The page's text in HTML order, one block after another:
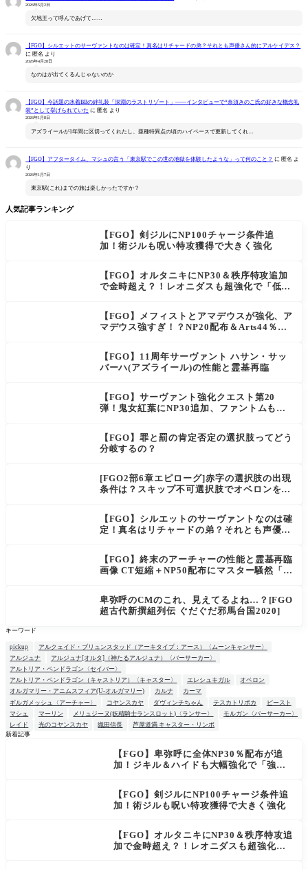
2026年5月2日
欠地王って呼んであげて……
【FGO】シルエットのサーヴァントなのは確定！真名はリチャードの弟？それとも声優さん的にアルケイデス？
に 匿名 より
2026年4月28日
なのはが出てくるんじゃないのか
【FGO】今話題の水着BBの絆礼装「深淵のラストリゾート」――インタビューで“奈須きのこ氏の好きな概念礼
装”として挙げられていた に 匿名 より
2026年1月8日
アズライールが1年間に区切ってくれたし、亜種特異点の頃のハイペースで更新してくれ…
【FGO】アフタータイム、マシュの言う「東京駅でこの世の地獄を体験したような」って何のこと？ に匿名 よ
り
2026年1月7日
東京駅(これ)までの旅は楽しかったですか？
人気記事ランキング
【FGO】剣ジルにNP100チャージ条件追
加！術ジルも呪い特攻獲得で大きく強化
【FGO】オルタニキにNP30＆秩序特攻追加
で金時超え？！レオニダスも超強化で「低レ
【FGO】メフィストとアマデウスが強化、ア
マデウス強すぎ！？NP20配布＆Arts44％強
【FGO】11周年サーヴァント ハサン・サッ
バーハ(アズライール)の性能と霊基再臨
【FGO】サーヴァント強化クエスト第20
弾！鬼女紅葉にNP30追加、ファントムも大
【FGO】罪と罰の肯定否定の選択肢ってどう
分岐するの？
[FGO2部6章エピローグ]赤字の選択肢の出現
条件は？スキップ不可選択肢でオベロンを疑
上がり出てくる
【FGO】シルエットのサーヴァントなのは確
定！真名はリチャードの弟？それとも声優さ
【FGO】終末のアーチャーの性能と霊基再臨
画像 CT短縮＋NP50配布にマスター騒然「普
卑弥呼のCMのこれ、見えてるよね…？[FGO
超古代新撰組列伝 ぐだぐだ邪馬台国2020]
キーワード
pickup
アルクェイド・ブリュンスタッド（アーキタイプ：アース）〈ムーンキャンサー〉
アルジュナ
アルジュナ[オルタ]（神たるアルジュナ）〈バーサーカー〉
アルトリア・ペンドラゴン〈セイバー〉
アルトリア・ペンドラゴン（キャストリア）〈キャスター〉
エレシュキガル
オベロン
オルガマリー・アニムスフィア(U-オルガマリー)
カルナ
カーマ
ギルガメッシュ〈アーチャー〉
コヤンスカヤ ダヴィンチちゃん テスカトリポカ
ビースト
マシュ
マーリン メリュジーヌ(妖精騎士ランスロット)〈ランサー〉
モルガン〈バーサーカー〉
レイド
光のコヤンスカヤ 織田信長
芦屋道満 キャスター・リンボ
新着記事
【FGO】卑弥呼に全体NP30％配布が追
加！ジキル＆ハイドも大幅強化で「強す
【FGO】剣ジルにNP100チャージ条件追
加！術ジルも呪い特攻獲得で大きく強化
【FGO】オルタニキにNP30＆秩序特攻追
加で金時超え？！レオニダスも超強化で